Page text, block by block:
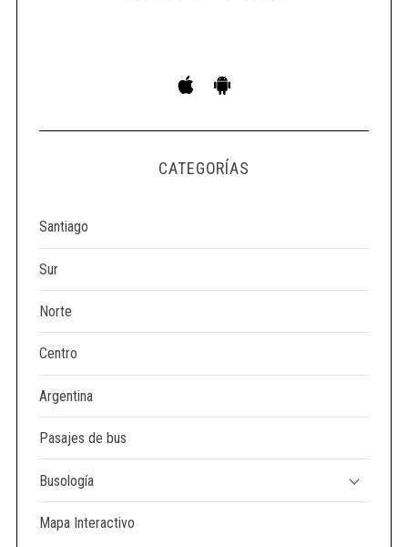
CATEGORÍAS
Santiago
Sur
Norte
Centro
Argentina
Pasajes de bus
Busología
Mapa Interactivo